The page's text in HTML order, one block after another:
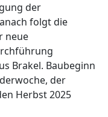
der
folgt die
neue
Brakel. Baubeginn
der
Herbst 2025